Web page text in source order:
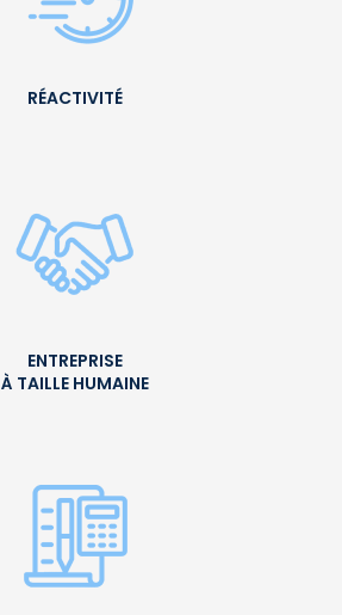
RÉACTIVITÉ
ENTREPRISE
À TAILLE HUMAINE